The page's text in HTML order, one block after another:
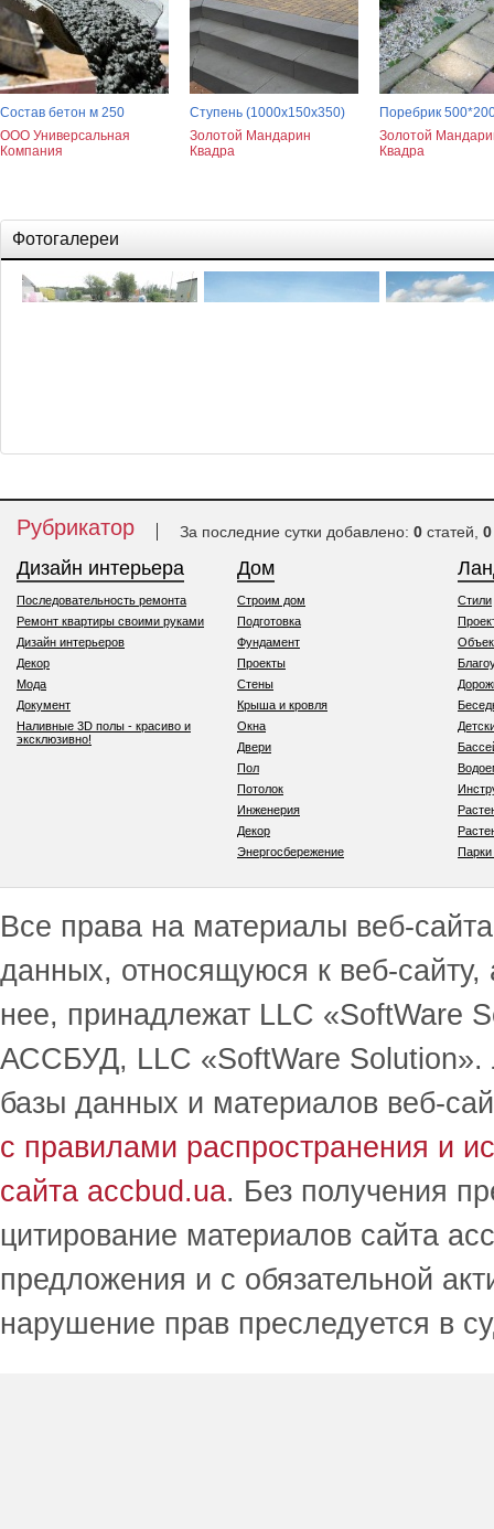
Состав бетон м 250
ООО Универсальная
Компания
Ступень (1000х150х350)
Золотой Мандарин
Квадра
Поребрик
Золотой
Квадра
Фотогалереи
Рубрикатор За последние сутки добавлено: 0 статей, 0
Дизайн интерьера
Последовательность ремонта
Ремонт квартиры своими руками
Дизайн интерьеров
Декор
Мода
Документ
Наливные 3D полы - красиво и
эксклюзивно!
Дом
Строим дом
Подготовка
Фундамент
Проекты
Стены
Крыша и кровля
Окна
Двери
Пол
Потолок
Инженерия
Декор
Энергосбережение
Стили
Все права на материалы веб-
данных, относящуюся к веб-
нее, принадлежат LLC
АССБУД, LLC «SoftWare Solution».
базы данных и материалов веб-
с правилами распространения и
сайта accbud.ua. Без получения
цитирование материалов сайта
предложения и с обязательной
нарушение прав преследуется в